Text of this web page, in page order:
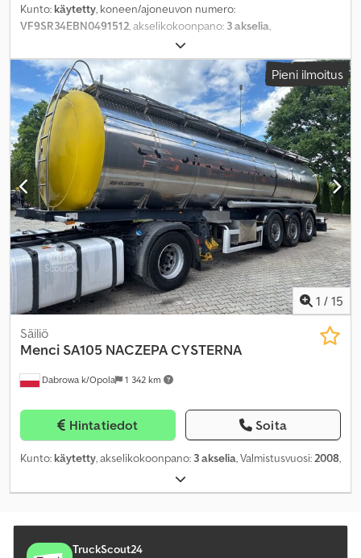
Kunto: käytetty, koneen/ajoneuvon numero:
VF9SR34EBN0491512, akselikokoonpano: 3 akselia,
, kokonaispituus:
kokonaisleveys:2 500 mm, kokonaiskorkeus:3 600 mm, jousitus:
ilma , renkaan koko:385/65 R22.5 , väri:muu, Valmistusvuosi:1992,
Pieni ilmoitus
1 / 15
Dabrowa k/Opola 1 342 km
Säiliö
Menci SA105 NACZEPA CYSTERNA
Hintatiedot Soita
Kunto: käytetty, akselikokoonpano: 3 akselia, Valmistusvuosi:2008,
TruckScout24